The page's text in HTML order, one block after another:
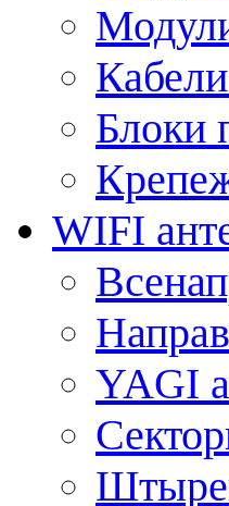
Блоки
WIFI
YAGI